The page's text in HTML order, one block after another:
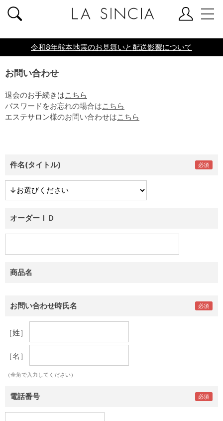
共通ヘッダー
令和8年熊本地震のお見舞いと配送影響について
お問い合わせ
退会のお手続きはこちら
パスワードをお忘れの場合はこちら
エステサロン様のお問い合わせはこちら
件名(タイトル)
オーダーＩＤ
商品名
お問い合わせ時氏名
［姓］
［名］
（全角で入力してください）
電話番号